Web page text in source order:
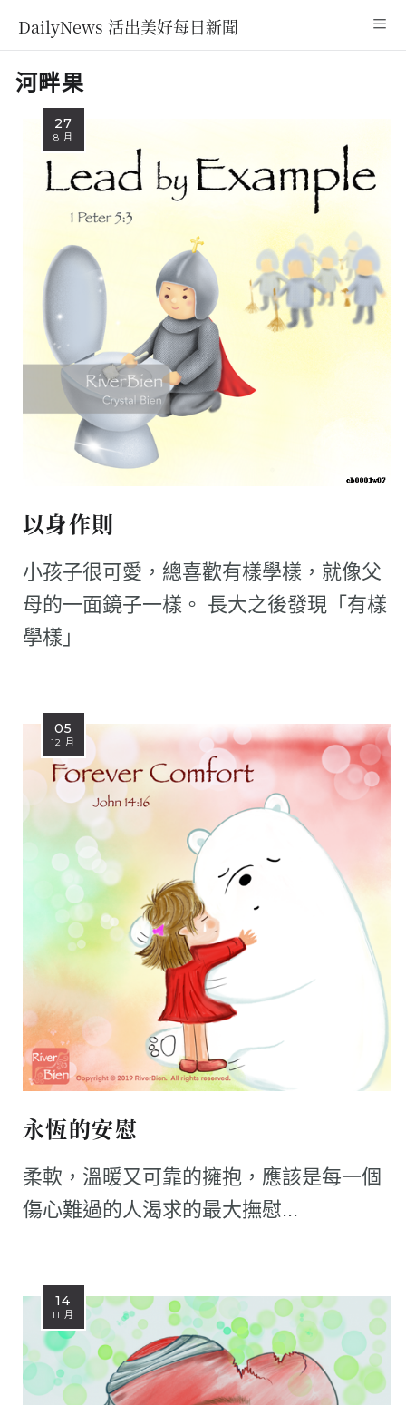
DailyNews 活出美好每日新聞
河畔果
27
8 月
以身作則
小孩子很可愛，總喜歡有樣學樣，就像父
母的一面鏡子一樣。 長大之後發現「有樣
學樣」
05
12 月
永恆的安慰
柔軟，溫暖又可靠的擁抱，應該是每一個
傷心難過的人渴求的最大撫慰...
14
11 月